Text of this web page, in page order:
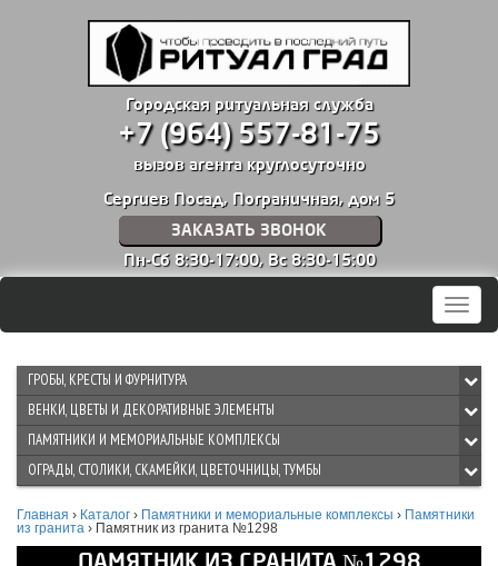
Городская ритуальная служба
+7 (964) 557-81-75
вызов агента круглосуточно
Сергиев Посад, Пограничная, дом 5
ЗАКАЗАТЬ ЗВОНОК
Пн-Сб 8:30-17:00, Вс 8:30-15:00
Меню
ГРОБЫ, КРЕСТЫ И ФУРНИТУРА
ВЕНКИ, ЦВЕТЫ И ДЕКОРАТИВНЫЕ ЭЛЕМЕНТЫ
ПАМЯТНИКИ И МЕМОРИАЛЬНЫЕ КОМПЛЕКСЫ
ОГРАДЫ, СТОЛИКИ, СКАМЕЙКИ, ЦВЕТОЧНИЦЫ, ТУМБЫ
Главная › Каталог › Памятники и мемориальные комплексы › Памятники
из гранита › Памятник из гранита №1298